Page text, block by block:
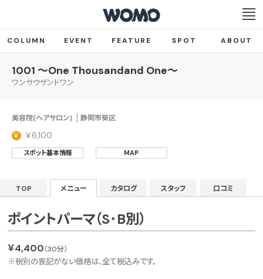
COLUMN EVENT FEATURE SPOT ABOUT
1001 ～One Thousandand One～
ワンサウザンドワン
美容院(ヘアサロン) 静岡市葵区
￥6,100
スポット基本情報 MAP
TOP メニュー カタログ スタッフ 口コミ
ポイントパーマ（S･B別）
￥4,400（30分）
※税別の表記がない価格は、全て税込みです。